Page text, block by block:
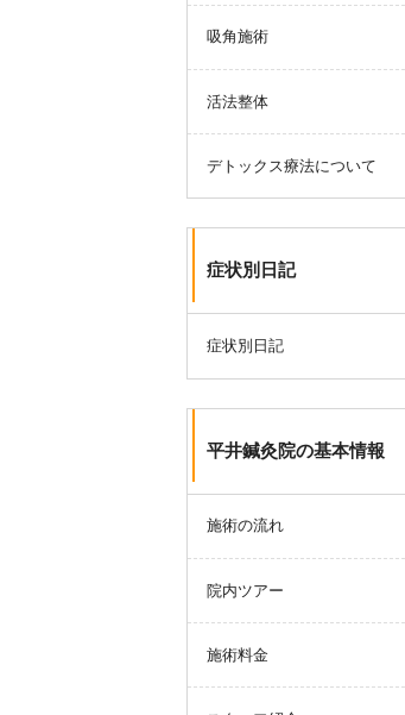
吸角施術
活法整体
デトックス療法について
症状別日記
症状別日記
平井鍼灸院の基本情報
施術の流れ
院内ツアー
施術料金